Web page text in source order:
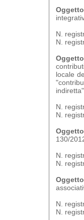
Oggetto
N.
N.
Oggetto
locale
indiretta".
N.
N.
Oggetto
130/
N.
N.
Oggetto
N.
N.